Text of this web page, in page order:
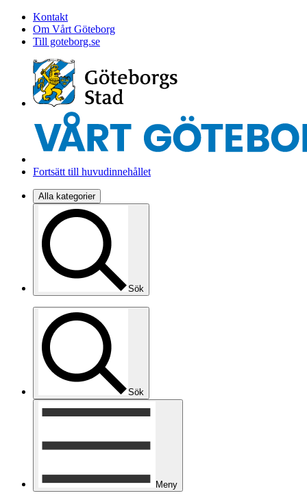
Kontakt
Om Vårt Göteborg
Till goteborg.se
Fortsätt till huvudinnehållet
Alla kategorier
Sök
Sök
Meny